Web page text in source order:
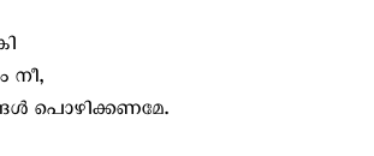
നീ,
പൊഴിക്കണമേ.